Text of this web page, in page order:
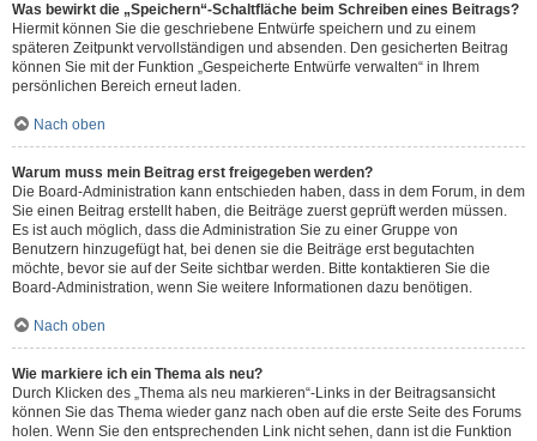
Was bewirkt die „Speichern“-Schaltfläche beim Schreiben eines Beitrags?
Hiermit können Sie die geschriebene Entwürfe speichern und zu einem
späteren Zeitpunkt vervollständigen und absenden. Den gesicherten Beitrag
können Sie mit der Funktion „Gespeicherte Entwürfe verwalten“ in Ihrem
persönlichen Bereich erneut laden.
Nach oben
Warum muss mein Beitrag erst freigegeben werden?
Die Board-Administration kann entschieden haben, dass in dem Forum, in dem
Sie einen Beitrag erstellt haben, die Beiträge zuerst geprüft werden müssen.
Es ist auch möglich, dass die Administration Sie zu einer Gruppe von
Benutzern hinzugefügt hat, bei denen sie die Beiträge erst begutachten
möchte, bevor sie auf der Seite sichtbar werden. Bitte kontaktieren Sie die
Board-Administration, wenn Sie weitere Informationen dazu benötigen.
Nach oben
Wie markiere ich ein Thema als neu?
Durch Klicken des „Thema als neu markieren“-Links in der Beitragsansicht
können Sie das Thema wieder ganz nach oben auf die erste Seite des Forums
holen. Wenn Sie den entsprechenden Link nicht sehen, dann ist die Funktion